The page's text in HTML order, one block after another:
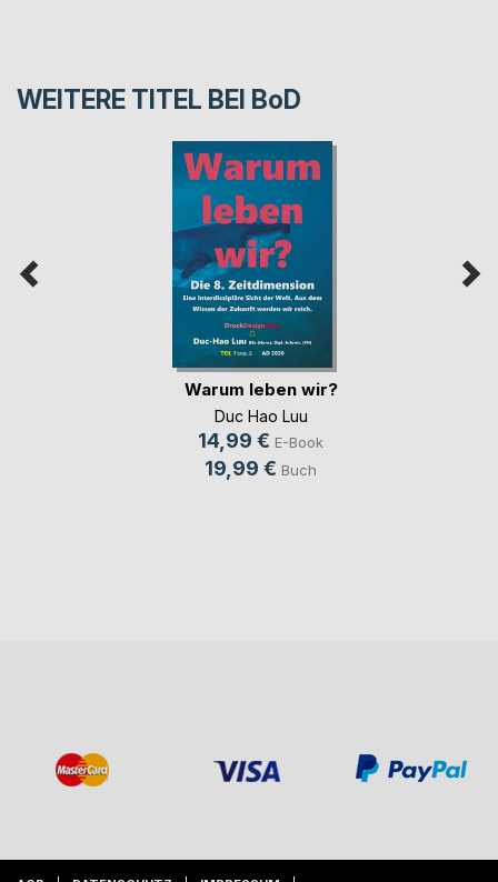
WEITERE TITEL BEI BoD
Warum leben wir?
Duc Hao Luu
14,99 € E-Book
19,99 € Buch